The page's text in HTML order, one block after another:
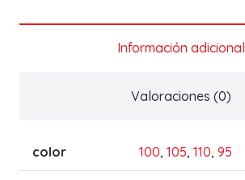
Información adicional
Valoraciones (0)
color 100, 105, 110, 95